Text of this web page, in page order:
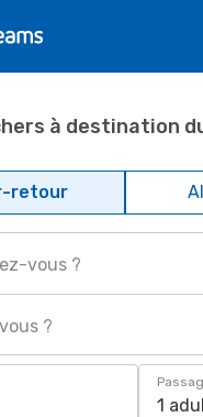
à destination
retour
vous ?
?
1